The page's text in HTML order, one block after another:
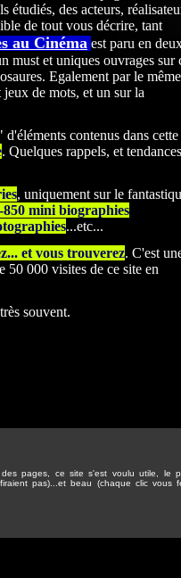
étudiés, des acteurs,
de tout vous décrire, tant
au Cinéma est paru en
must et uniques ouvrages sur
Egalement par le même
de mots, et un sur la
contenus dans cette
. Quelques rappels, et tendances
, uniquement sur le
850 mini biographies
...etc...
et vous trouverez. C'est
50 000 visites de ce site en
souvent.
pages, ce site s'est voulu utile, le
pas)...et beau (chaque clic vous